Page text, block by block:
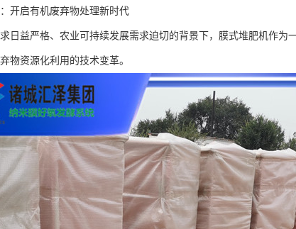
开启有机废弃物处理新时代
日益严格、农业可持续发展需求迫切的背景下，膜式堆肥机作为
物资源化利用的技术变革。